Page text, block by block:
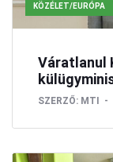
KÖZÉLET/EURÓPA
Váratlanul
SZERZŐ: MTI